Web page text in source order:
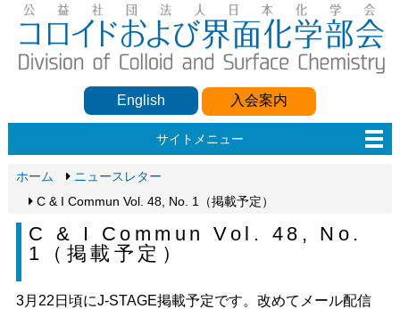
English 入会案内
サイトメニュー
ホーム
ニュースレター
C & I Commun Vol. 48, No. 1（掲載予定）
C & I Commun Vol. 48, No.
1（掲載予定）
3月22日頃にJ-STAGE掲載予定です。改めてメール配信